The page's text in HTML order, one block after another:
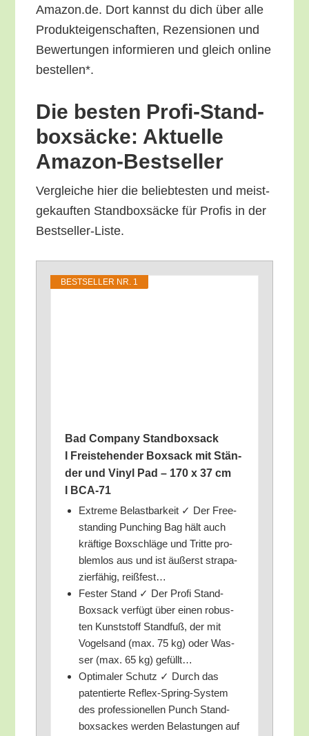
Amazon.de. Dort kannst du dich über alle
Pro­duk­tei­gen­schaf­ten, Rezen­sio­nen und
Bewer­tun­gen infor­mie­ren und gleich online
bestellen*.
Die bes­ten Pro­fi-Stand­
box­sä­cke: Aktu­el­le
Amazon-Bestseller
Ver­glei­che hier die belieb­tes­ten und meist­
ge­kauf­ten Stand­box­sä­cke für Pro­fis in der
Bestseller-Liste.
BEST­SEL­LER NR. 1
Bad Com­pa­ny Stand­box­sack
I Frei­ste­hen­der Box­sack mit Stän­
der und Vinyl Pad – 170 x 37 cm
I BCA-71
Extre­me Belast­bar­keit ✓ Der Free­
stan­ding Pun­ching Bag hält auch
kräf­ti­ge Box­schlä­ge und Trit­te pro­
blem­los aus und ist äußerst stra­pa­
zier­fä­hig, reißfest…
Fes­ter Stand ✓ Der Pro­fi Stand-
Box­sack ver­fügt über einen robus­
ten Kunst­stoff Stand­fuß, der mit
Vogel­sand (max. 75 kg) oder Was­
ser (max. 65 kg) gefüllt…
Opti­ma­ler Schutz ✓ Durch das
paten­tier­te Reflex-Spring-Sys­tem
des pro­fes­sio­nel­len Punch Stand­
box­sa­ckes wer­den Belas­tun­gen auf